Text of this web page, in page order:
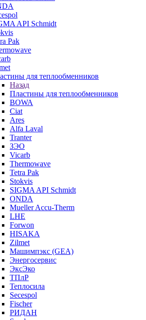
API Schmidt
Pak
для теплообменников
Назад
Пластины для теплообменников
BOWA
Ciat
Ares
Alfa Laval
Tranter
ЗЭО
Vicarb
Thermowave
Tetra Pak
Stokvis
SIGMA API Schmidt
ONDA
Mueller Accu-Therm
LHE
Forwon
HISAKA
Zilmet
Машимпэкс (GEA)
Энергосервис
ЭксЭко
ТПлР
Теплосила
Secespol
Fischer
РИДАН